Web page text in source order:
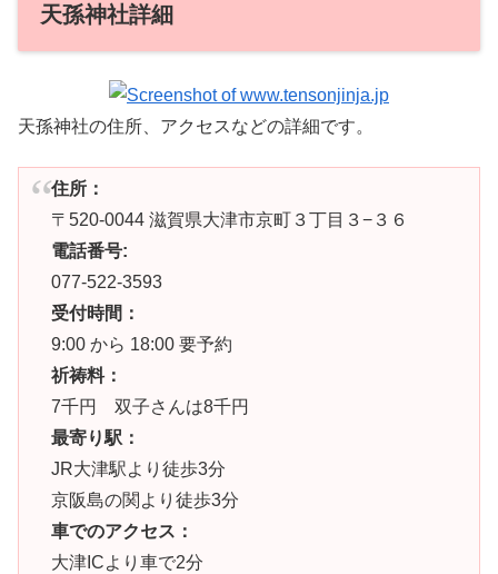
天孫神社詳細
天孫神社の住所、アクセスなどの詳細です。
住所：
〒520-0044 滋賀県大津市京町３丁目３−３６
電話番号:
077-522-3593
受付時間：
9:00 から 18:00 要予約
祈祷料：
7千円 双子さんは8千円
最寄り駅：
JR大津駅より徒歩3分
京阪島の関より徒歩3分
車でのアクセス：
大津ICより車で2分